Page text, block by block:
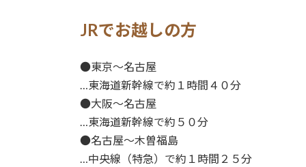
JRでお越しの方
●東京〜名古屋
…東海道新幹線で約１時間４０分
●大阪〜名古屋
…東海道新幹線で約５０分
●名古屋〜木曽福島
…中央線（特急）で約１時間２５分